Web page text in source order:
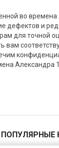
во
дефектов и
для точной
вам
ПОПУЛЯРНЫЕ